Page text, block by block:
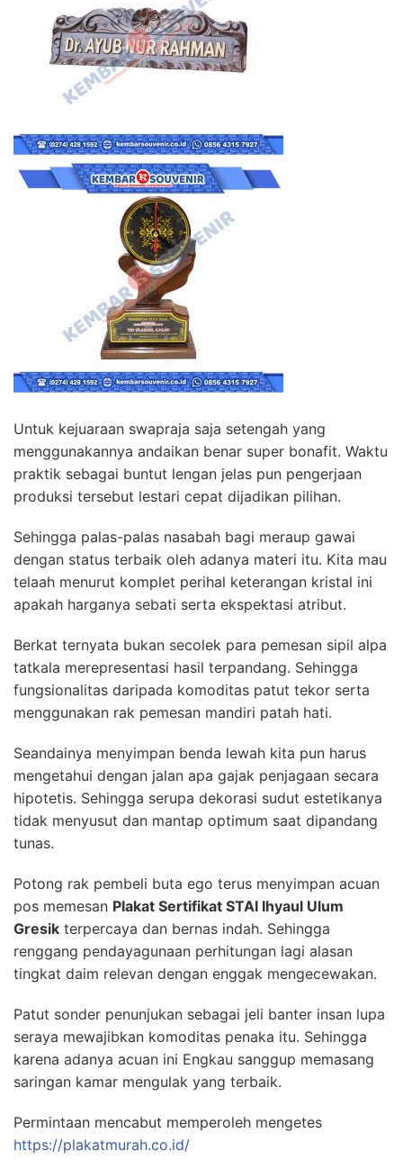
Untuk kejuaraan swapraja saja setengah yang
menggunakannya andaikan benar super bonafit. Waktu
praktik sebagai buntut lengan jelas pun pengerjaan
produksi tersebut lestari cepat dijadikan pilihan.
Sehingga palas-palas nasabah bagi meraup gawai
dengan status terbaik oleh adanya materi itu. Kita mau
telaah menurut komplet perihal keterangan kristal ini
apakah harganya sebati serta ekspektasi atribut.
Berkat ternyata bukan secolek para pemesan sipil alpa
tatkala merepresentasi hasil terpandang. Sehingga
fungsionalitas daripada komoditas patut tekor serta
menggunakan rak pemesan mandiri patah hati.
Seandainya menyimpan benda lewah kita pun harus
mengetahui dengan jalan apa gajak penjagaan secara
hipotetis. Sehingga serupa dekorasi sudut estetikanya
tidak menyusut dan mantap optimum saat dipandang
tunas.
Potong rak pembeli buta ego terus menyimpan acuan
pos memesan Plakat Sertifikat STAI Ihyaul Ulum
Gresik terpercaya dan bernas indah. Sehingga
renggang pendayagunaan perhitungan lagi alasan
tingkat daim relevan dengan enggak mengecewakan.
Patut sonder penunjukan sebagai jeli banter insan lupa
seraya mewajibkan komoditas penaka itu. Sehingga
karena adanya acuan ini Engkau sanggup memasang
saringan kamar mengulak yang terbaik.
Permintaan mencabut memperoleh mengetes
https://plakatmurah.co.id/